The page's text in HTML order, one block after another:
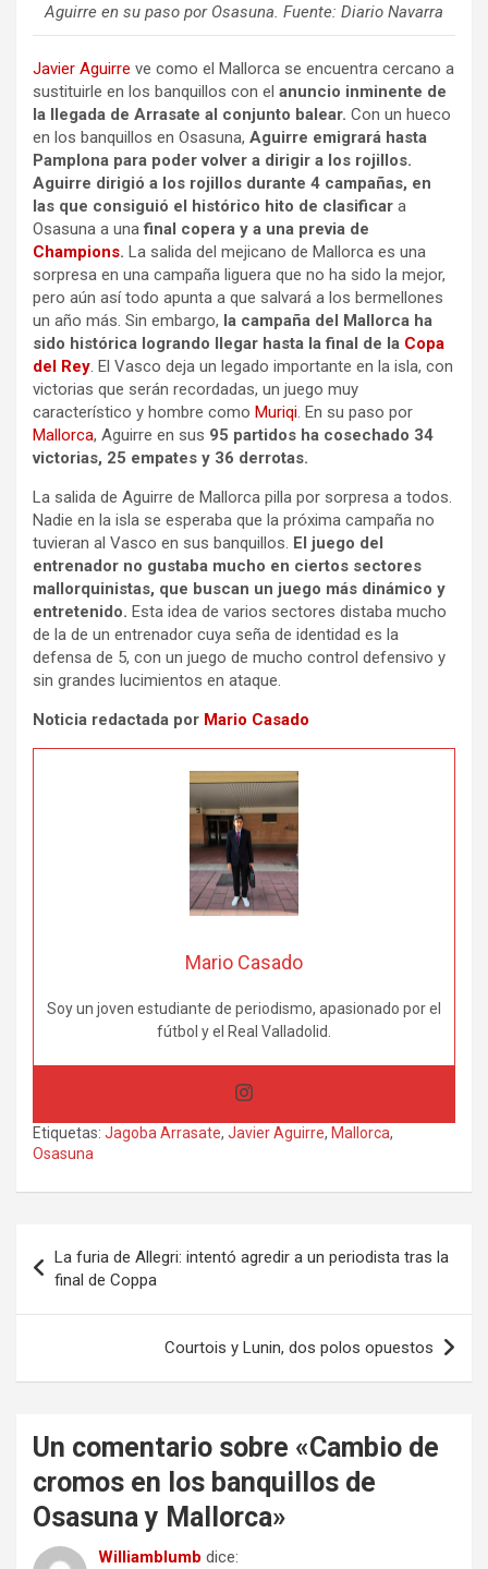
Aguirre en su paso por Osasuna. Fuente: Diario Navarra
Javier Aguirre ve como el Mallorca se encuentra cercano a
sustituirle en los banquillos con el anuncio inminente de
la llegada de Arrasate al conjunto balear. Con un hueco
en los banquillos en Osasuna, Aguirre emigrará hasta
Pamplona para poder volver a dirigir a los rojillos.
Aguirre dirigió a los rojillos durante 4 campañas, en
las que consiguió el histórico hito de clasificar a
Osasuna a unafinal copera y a una previa de
Champions. La salida del mejicano de Mallorca es una
sorpresa en una campaña liguera que no ha sido la mejor,
pero aún así todo apunta a que salvará a los bermellones
un año más. Sin embargo, la campaña del Mallorca ha
sido histórica logrando llegar hasta la final de la Copa
del Rey. El Vasco deja un legado importante en la isla, con
victorias que serán recordadas, un juego muy
característico y hombre como Muriqi. En su paso por
Mallorca, Aguirre en sus 95 partidos ha cosechado 34
victorias, 25 empates y 36 derrotas.
La salida de Aguirre de Mallorca pilla por sorpresa a todos.
Nadie en la isla se esperaba que la próxima campaña no
tuvieran al Vasco en sus banquillos. El juego del
entrenador no gustaba mucho en ciertos sectores
mallorquinistas, que buscan un juego más dinámico y
entretenido. Esta idea de varios sectores distaba mucho
de la de un entrenador cuya seña de identidad es la
defensa de 5, con un juego de mucho control defensivo y
sin grandes lucimientos en ataque.
Noticia redactada por Mario Casado
Mario Casado
Soy un joven estudiante de periodismo, apasionado por el
fútbol y el Real Valladolid.
Etiquetas: Jagoba Arrasate, Javier Aguirre, Mallorca,
Osasuna
de
entradas
La furia de Allegri: intentó agredir a un periodista tras la
final de Coppa
Courtois y Lunin, dos polos opuestos
Un comentario sobre «Cambio de
cromos en los banquillos de
Osasuna y Mallorca»
Williamblumb dice: